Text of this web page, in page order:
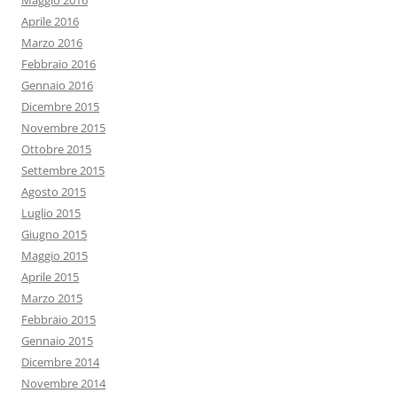
Aprile 2016
Marzo 2016
Febbraio 2016
Gennaio 2016
Dicembre 2015
Novembre 2015
Ottobre 2015
Settembre 2015
Agosto 2015
Luglio 2015
Giugno 2015
Maggio 2015
Aprile 2015
Marzo 2015
Febbraio 2015
Gennaio 2015
Dicembre 2014
Novembre 2014